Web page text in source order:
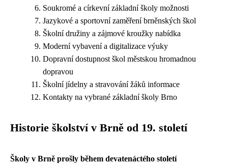
Soukromé a církevní základní školy možnosti
Jazykové a sportovní zaměření brněnských škol
Školní družiny a zájmové kroužky nabídka
Moderní vybavení a digitalizace výuky
Dopravní dostupnost škol městskou hromadnou
dopravou
Školní jídelny a stravování žáků informace
Kontakty na vybrané základní školy Brno
Historie školství v Brně od 19. století
Školy v Brně prošly během devatenáctého století